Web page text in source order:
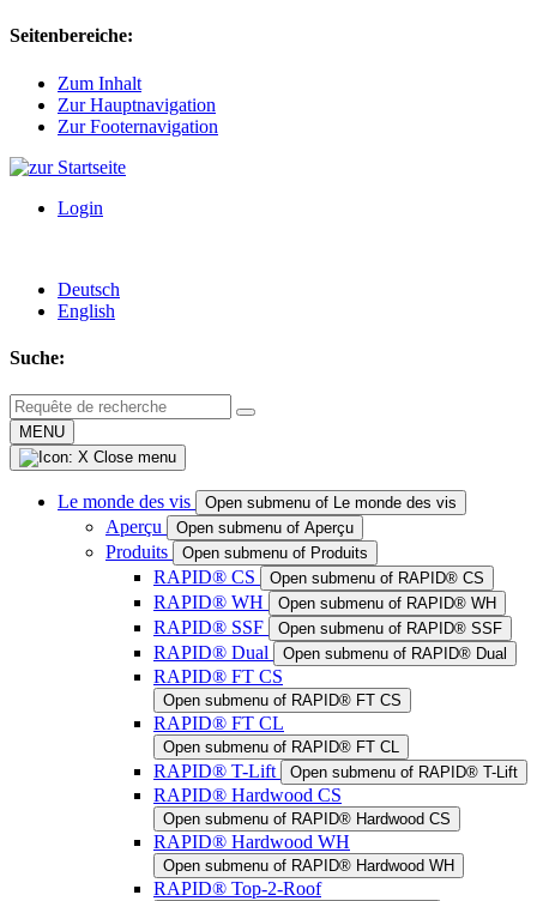
Seitenbereiche:
Zum Inhalt
Zur Hauptnavigation
Zur Footernavigation
Login
Deutsch
English
Suche:
MENU
Close menu
Le monde des vis Open submenu of Le monde des vis
Aperçu Open submenu of Aperçu
Produits Open submenu of Produits
RAPID® CS Open submenu of RAPID® CS
RAPID® WH Open submenu of RAPID® WH
RAPID® SSF Open submenu of RAPID® SSF
RAPID® Dual Open submenu of RAPID® Dual
RAPID® FT CS
Open submenu of RAPID® FT CS
RAPID® FT CL
Open submenu of RAPID® FT CL
RAPID® T-Lift Open submenu of RAPID® T-Lift
RAPID® Hardwood CS
Open submenu of RAPID® Hardwood CS
RAPID® Hardwood WH
Open submenu of RAPID® Hardwood WH
RAPID® Top-2-Roof